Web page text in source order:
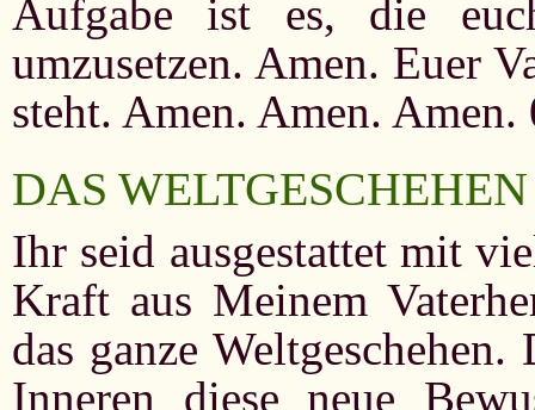
Aufgabe ist es, die
umzusetzen. Amen. Euer
steht. Amen. Amen. Amen.
DAS WELTGESCHEHEN
Ihr seid ausgestattet mit
Kraft aus Meinem
das ganze
Inneren diese neue